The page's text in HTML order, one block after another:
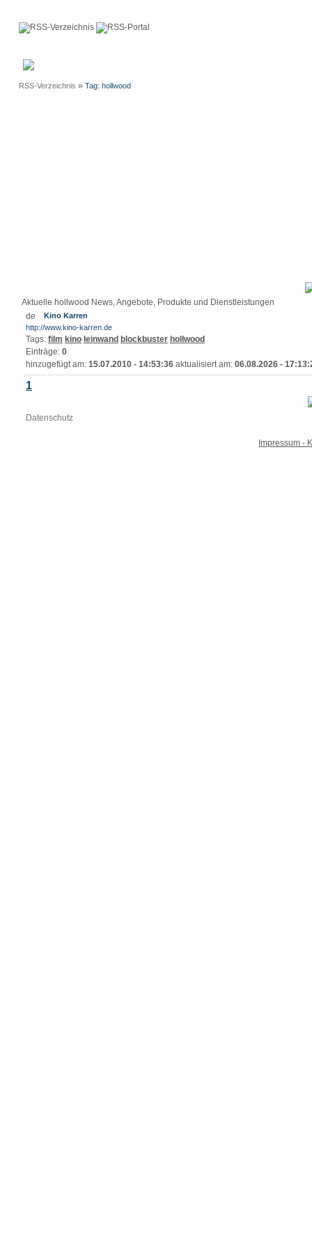
RSS-Verzeichnis » Tag: hollwood
Aktuelle hollwood News, Angebote, Produkte und Dienstleistungen
Kino Karren
http://www.kino-karren.de
Tags: film kino leinwand blockbuster hollwood
Einträge: 0
hinzugefügt am: 15.07.2010 - 14:53:36 aktualisiert am: 06.08.2026 -
1
Datenschutz
Impressum -